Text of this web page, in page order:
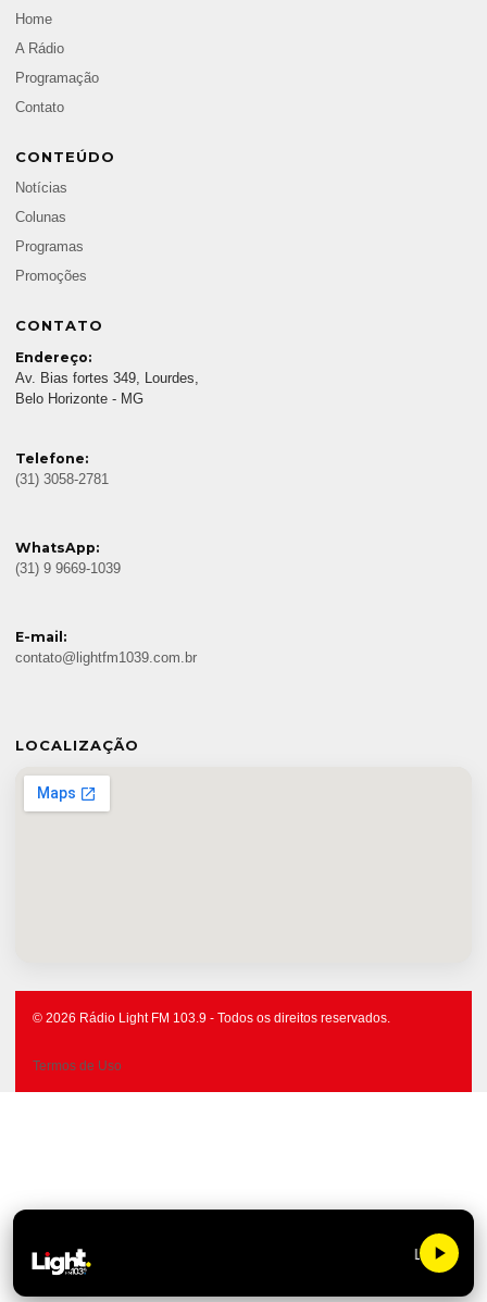
Home
A Rádio
Programação
Contato
CONTEÚDO
Notícias
Colunas
Programas
Promoções
CONTATO
Endereço:
Av. Bias fortes 349, Lourdes,
Belo Horizonte - MG
Telefone:
(31) 3058-2781
WhatsApp:
(31) 9 9669-1039
E-mail:
contato@lightfm1039.com.br
LOCALIZAÇÃO
© 2026 Rádio Light FM 103.9 - Todos os direitos reservados.
Termos de Uso
Light FM